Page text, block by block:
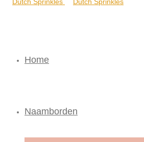
Home
Naamborden